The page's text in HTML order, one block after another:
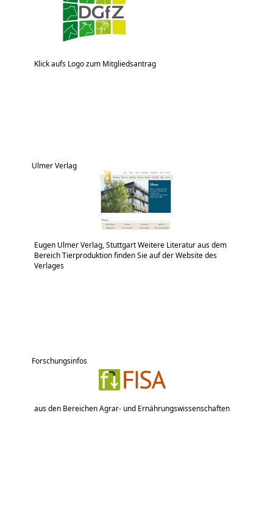
Klick aufs Logo zum Mitgliedsantrag
Ulmer Verlag
Eugen Ulmer Verlag, Stuttgart Weitere Literatur aus dem
Bereich Tierproduktion finden Sie auf der Website des
Verlages
Forschungsinfos
aus den Bereichen Agrar- und Ernährungswissenschaften